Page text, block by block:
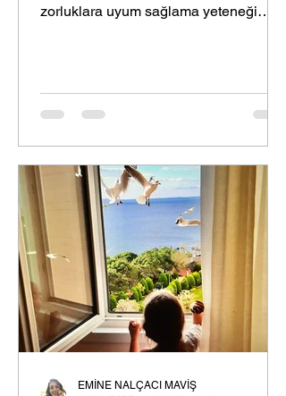
zorluklara uyum sağlama yeteneği
EMİNE NALÇACI MAVİŞ